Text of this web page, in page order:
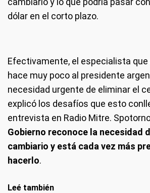
dólar en el corto plazo.
Efectivamente, el especialista
hace muy poco al presidente
necesidad urgente de eliminar el
explicó los desafíos que esto
entrevista en Radio Mitre.
Gobierno reconoce la necesidad
cambiario y está cada vez más
hacerlo.
Leé también